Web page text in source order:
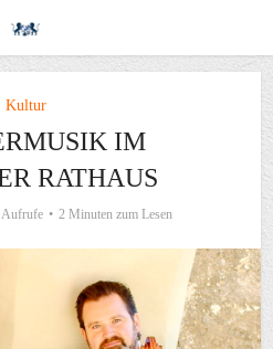
Kultur
IM
RATHAUS
Aufrufe 2 Minuten zum Lesen